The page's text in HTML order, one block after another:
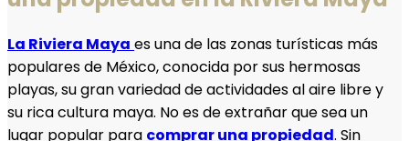
La Riviera Maya es una de las zonas turísticas más
populares de México, conocida por sus hermosas
playas, su gran variedad de actividades al aire libre y
su rica cultura maya. No es de extrañar que sea un
lugar popular para comprar una propiedad. Sin